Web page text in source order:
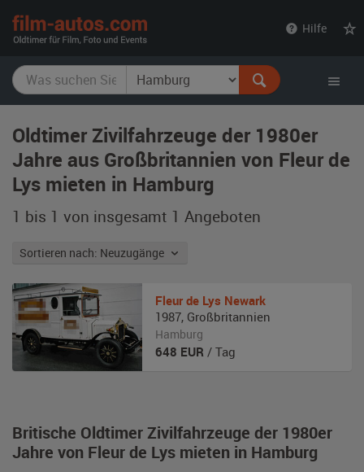
Hilfe
Oldtimer Zivilfahrzeuge der 1980er
Jahre aus Großbritannien von Fleur de
Lys mieten in Hamburg
1 bis 1 von insgesamt 1 Angeboten
Sortieren nach: Neuzugänge
Britische Oldtimer Zivilfahrzeuge der 1980er
Jahre von Fleur de Lys mieten in Hamburg
Fleur de Lys Newark
1987, Großbritannien
Hamburg
648 EUR / Tag